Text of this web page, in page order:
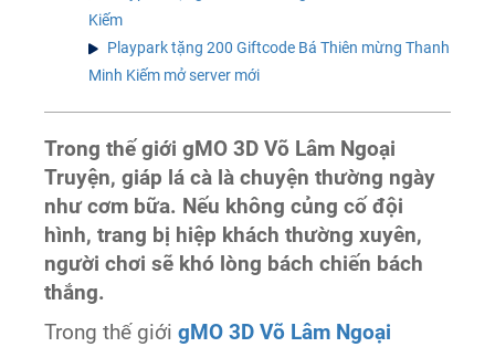
Kiếm
Playpark tặng 200 Giftcode Bá Thiên mừng Thanh
Minh Kiếm mở server mới
Trong thế giới gMO 3D Võ Lâm Ngoại
Truyện, giáp lá cà là chuyện thường ngày
như cơm bữa. Nếu không củng cố đội
hình, trang bị hiệp khách thường xuyên,
người chơi sẽ khó lòng bách chiến bách
thắng.
Trong thế giớigMO 3D Võ Lâm Ngoại